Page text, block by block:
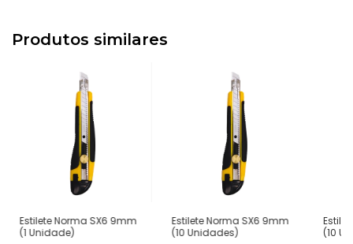
Produtos similares
Estilete Norma SX6 9mm
(1 Unidade)
Estilete Norma SX6 9mm
(10 Unidades)
(10